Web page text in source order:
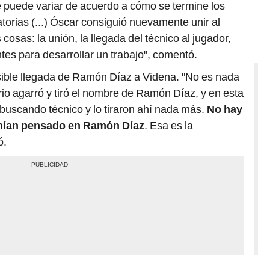
puede variar de acuerdo a cómo se termine los
(...) Óscar consiguió nuevamente unir al
la unión, la llegada del técnico al jugador,
para desarrollar un trabajo", comentó.
llegada de Ramón Díaz a Videna. "No es nada
agarró y tiró el nombre de Ramón Díaz, y en esta
técnico y lo tiraron ahí nada más. No hay
pensado en Ramón Díaz. Esa es la